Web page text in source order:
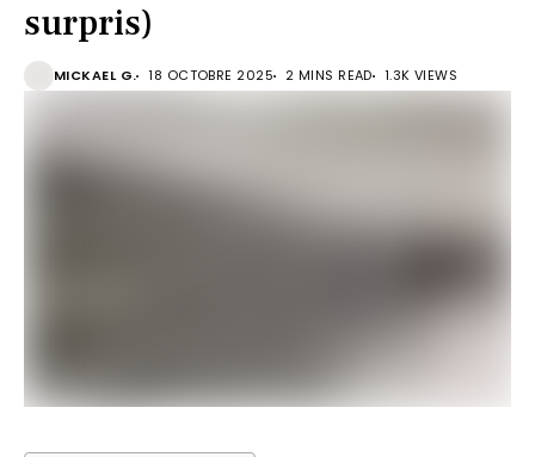
surpris)
MICKAEL G. 18 OCTOBRE 2025 2 MINS READ 1.3K VIEWS